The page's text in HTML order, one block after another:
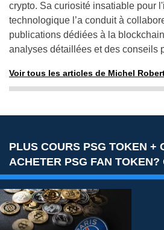
crypto. Sa curiosité insatiable pour
technologique l’a conduit à
publications dédiées à la
analyses détaillées et des conseils
Voir tous les articles de Michel
PLUS COURS PSG TOKEN +
ACHETER PSG FAN TOKEN?